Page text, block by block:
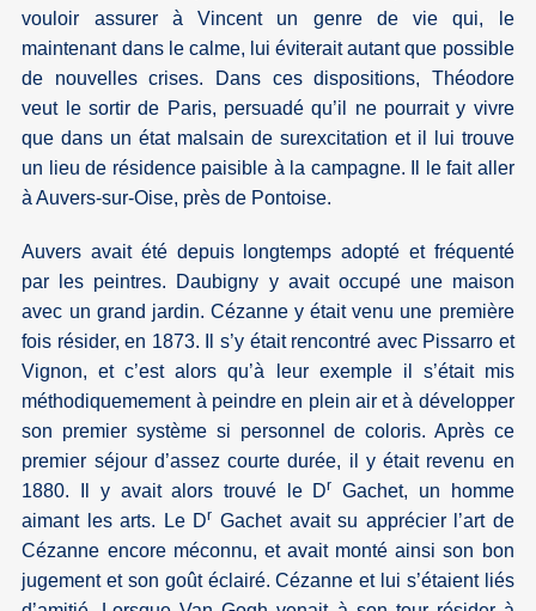
vouloir assurer à Vincent un genre de vie qui, le
maintenant dans le calme, lui éviterait autant que possible
de nouvelles crises. Dans ces dispositions, Théodore
veut le sortir de Paris, persuadé qu’il ne pourrait y vivre
que dans un état malsain de surexcitation et il lui trouve
un lieu de résidence paisible à la campagne. Il le fait aller
à Auvers-sur-Oise, près de Pontoise.
Auvers avait été depuis longtemps adopté et fréquenté
par les peintres. Daubigny y avait occupé une maison
avec un grand jardin. Cézanne y était venu une première
fois résider, en 1873. Il s’y était rencontré avec Pissarro et
Vignon, et c’est alors qu’à leur exemple il s’était mis
méthodiquemement à peindre en plein air et à développer
son premier système si personnel de coloris. Après ce
premier séjour d’assez courte durée, il y était revenu en
1880. Il y avait alors trouvé le Dr
Gachet, un homme
aimant les arts. Le Dr Gachet avait su apprécier l’art de
Cézanne encore méconnu, et avait monté ainsi son bon
jugement et son goût éclairé. Cézanne et lui s’étaient liés